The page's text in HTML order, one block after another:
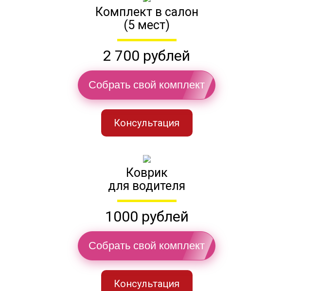
Комплект в салон
(5 мест)
2 700 рублей
Собрать свой комплект
Консультация
Коврик
для водителя
1000 рублей
Собрать свой комплект
Консультация